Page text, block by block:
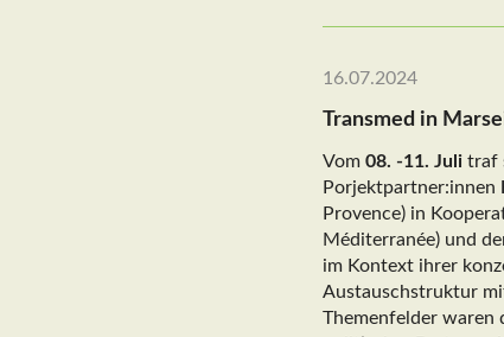
16.07.2024
Transmed in
Vom 08. -11. Juli traf
Porjektpartner:innen
Provence) in
Méditerranée) und
im Kontext ihrer
Austauschstruktur
Themenfelder waren